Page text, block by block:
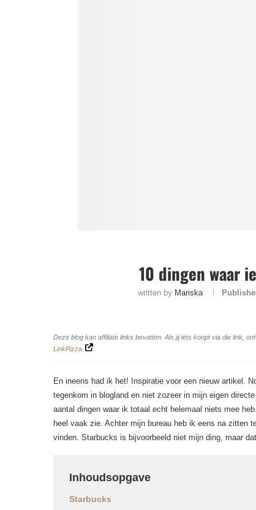
10 dingen waar
written by Mariska
Deze blog kan affiliate links bevatten. Als jij iets koopt via die link,
LinkPizza
En ineens had ik het! Inspiratie voor een nieuw artikel.
tegenkom in blogland en niet zozeer in mijn eigen
aantal dingen waar ik totaal echt helemaal niets mee
heel vaak zie. Achter mijn bureau heb ik eens na zitten
vinden. Starbucks is bijvoorbeeld niet mijn ding, maar
Inhoudsopgave
Starbucks